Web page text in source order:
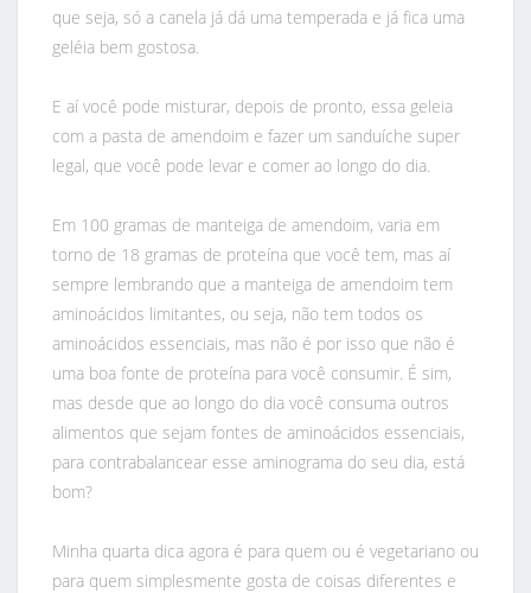
que seja, só a canela já dá uma temperada e já fica uma
geléia bem gostosa.
E aí você pode misturar, depois de pronto, essa geleia
com a pasta de amendoim e fazer um sanduíche super
legal, que você pode levar e comer ao longo do dia.
Em 100 gramas de manteiga de amendoim, varia em
torno de 18 gramas de proteína que você tem, mas aí
sempre lembrando que a manteiga de amendoim tem
aminoácidos limitantes, ou seja, não tem todos os
aminoácidos essenciais, mas não é por isso que não é
uma boa fonte de proteína para você consumir. É sim,
mas desde que ao longo do dia você consuma outros
alimentos que sejam fontes de aminoácidos essenciais,
para contrabalancear esse aminograma do seu dia, está
bom?
Minha quarta dica agora é para quem ou é vegetariano ou
para quem simplesmente gosta de coisas diferentes e